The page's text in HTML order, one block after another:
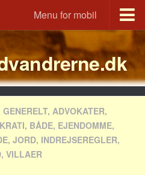
Menu for mobil
ADVOKATER,
BÅDE, EJENDOMME,
JORD, INDREJSEREGLER,
VILLAER